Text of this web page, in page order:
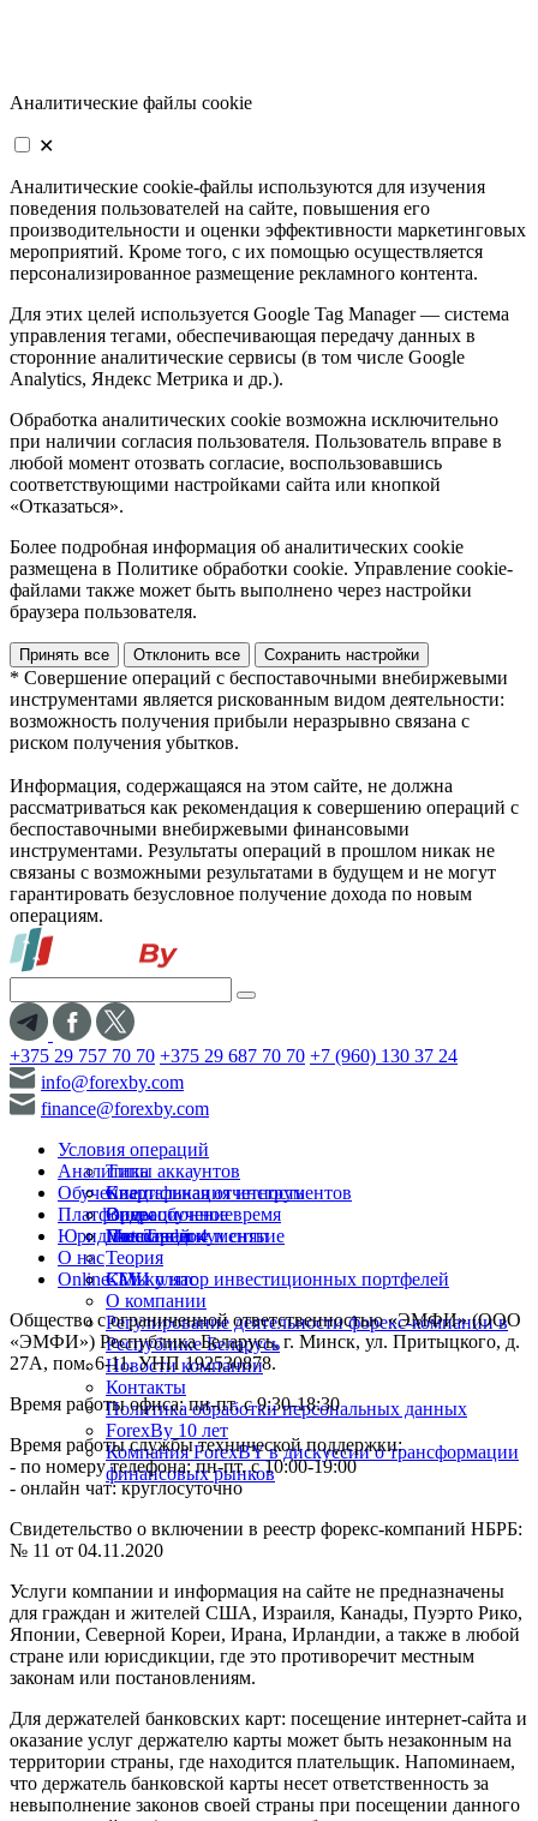
Аналитические файлы cookie
✕
Аналитические cookie-файлы используются для изучения
поведения пользователей на сайте, повышения его
производительности и оценки эффективности маркетинговых
мероприятий. Кроме того, с их помощью осуществляется
персонализированное размещение рекламного контента.
Для этих целей используется Google Tag Manager — система
управления тегами, обеспечивающая передачу данных в
сторонние аналитические сервисы (в том числе Google
Analytics, Яндекс Метрика и др.).
Обработка аналитических cookie возможна исключительно
при наличии согласия пользователя. Пользователь вправе в
любой момент отозвать согласие, воспользовавшись
соответствующими настройками сайта или кнопкой
«Отказаться».
Более подробная информация об аналитических cookie
размещена в Политике обработки cookie. Управление cookie-
файлами также может быть выполнено через настройки
браузера пользователя.
Принять все Отклонить все Сохранить настройки
* Совершение операций с беспоставочными внебиржевыми
инструментами является рискованным видом деятельности:
возможность получения прибыли неразрывно связана с
риском получения убытков.
Информация, содержащаяся на этом сайте, не должна
рассматриваться как рекомендация к совершению операций с
беспоставочными внебиржевыми финансовыми
инструментами. Результаты операций в прошлом никак не
связаны с возможными результатами в будущем и не могут
гарантировать безусловное получение дохода по новым
операциям.
+375 29 757 70 70 +375 29 687 70 70 +7 (960) 130 37 24
info@forexby.com
finance@forexby.com
Условия операций
Типы аккаунтов
Спецификация инструментов
Операционное время
Пополнение и снятие
Аналитика
Квартальная отчетность
Обучение
Видеообучение
Глоссарий
Теория
Калькулятор инвестиционных портфелей
Платформы
MetaTrader 4
Юридические документы
О нас
СМИ о нас
О компании
Регулирование деятельности форекс-компании в
Республике Беларусь
Новости компании
Контакты
Политика обработки персональных данных
ForexBy 10 лет
Компания ForexBY в дискуссии о трансформации
финансовых рынков
Online-TV
Общество с ограниченной ответственностью «ЭМФИ» (ООО
«ЭМФИ») Республика Беларусь, г. Минск, ул. Притыцкого, д.
27А, пом. 6-11. УНП 192530878.
Время работы офиса: пн-пт. с 9:30-18:30
Время работы службы технической поддержки:
- по номеру телефона: пн-пт. с 10:00-19:00
- онлайн чат: круглосуточно
Свидетельство о включении в реестр форекс-компаний НБРБ:
№ 11 от 04.11.2020
Услуги компании и информация на сайте не предназначены
для граждан и жителей США, Израиля, Канады, Пуэрто Рико,
Японии, Северной Кореи, Ирана, Ирландии, а также в любой
стране или юрисдикции, где это противоречит местным
законам или постановлениям.
Для держателей банковских карт: посещение интернет-сайта и
оказание услуг держателю карты может быть незаконным на
территории страны, где находится плательщик. Напоминаем,
что держатель банковской карты несет ответственность за
невыполнение законов своей страны при посещении данного